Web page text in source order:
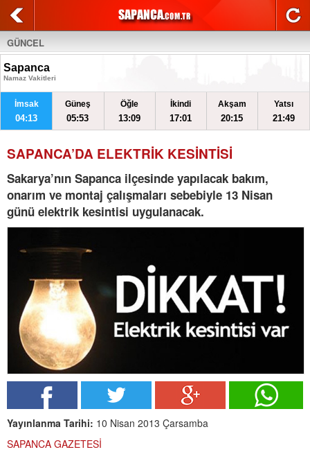
GÜNCEL
Sapanca
Namaz Vakitleri
İmsak
04:13
Güneş
05:53
Öğle
13:09
İkindi
17:01
Akşam
20:15
Yatsı
21:49
SAPANCA’DA ELEKTRİK KESİNTİSİ
Sakarya’nın Sapanca ilçesinde yapılacak bakım,
onarım ve montaj çalışmaları sebebiyle 13 Nisan
günü elektrik kesintisi uygulanacak.
Yayınlanma Tarihi: 10 Nisan 2013 Çarsamba
SAPANCA GAZETESİ